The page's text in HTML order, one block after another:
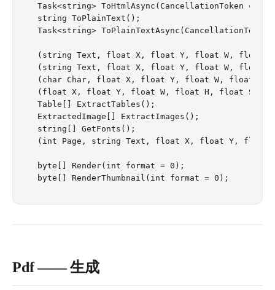
Task<string> ToHtmlAsync(CancellationToken ct
string ToPlainText();
Task<string>
(string Text, float X, float Y, float W, float
(string Text, float X, float Y, float W, float
(char Char, float X, float Y, float W, float
(float X, float Y, float W, float H, float
Table[] ExtractTables();
ExtractedImage[] ExtractImages();
string[] GetFonts();
(int Page, string Text, float X, float Y, float
byte[] Render(int format = 0);
Pdf —— 生成